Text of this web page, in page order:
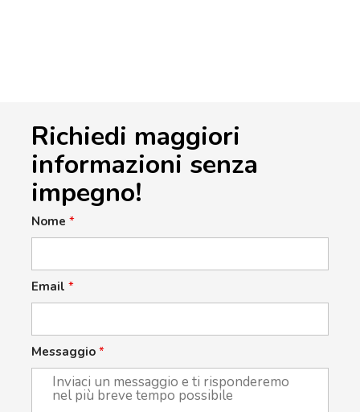
Richiedi maggiori
informazioni senza
impegno!
Nome *
Email *
Messaggio *